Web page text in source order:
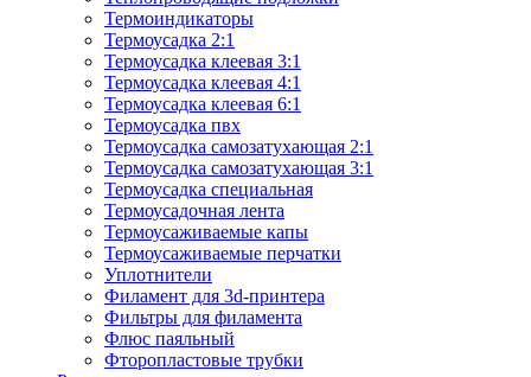
Термоиндикаторы
Термоусадка 2:1
Термоусадка клеевая 3:1
Термоусадка клеевая 4:1
Термоусадка клеевая 6:1
Термоусадка пвх
Термоусадка самозатухающая 2:1
Термоусадка самозатухающая 3:1
Термоусадка специальная
Термоусадочная лента
Термоусаживаемые капы
Термоусаживаемые перчатки
Уплотнители
Филамент для 3d-принтера
Фильтры для филамента
Флюс паяльный
Фторопластовые трубки